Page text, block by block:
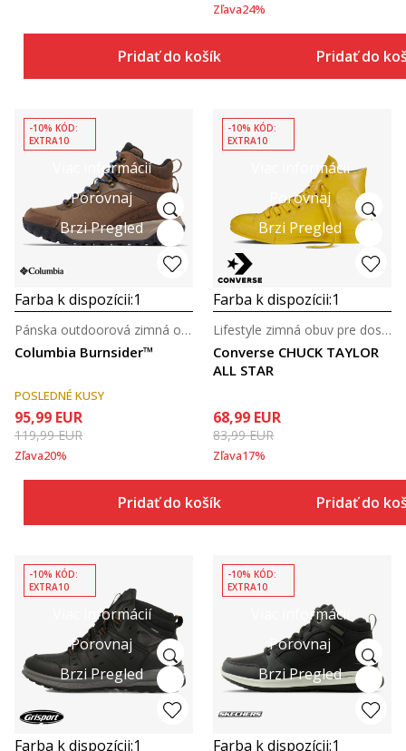
Pridať do košíka
Zľava24%
Pridať do
Viac informácií
Porovnaj
Brzi Pregled
-10% KÓD:
EXTRA10
Farba k dispozícii:1
Columbia Burnsider™
Pánska outdoorová zimná obuv
POSLEDNÉ KUSY
95,99 EUR
119,99EUR
Zľava20%
Pridať do košíka
Viac informácií
Porovnaj
Brzi Pregled
-10% KÓD:
EXTRA10
Farba k dispozícii:1
Converse CHUCK TAYLOR
ALL STAR
Lifestyle zimná obuv pre dospelých
68,99 EUR
83,99EUR
Zľava17%
Pridať do
Viac informácií
Porovnaj
Brzi Pregled
-10% KÓD:
EXTRA10
Farba k dispozícii:1
Viac informácií
Porovnaj
Brzi Pregled
-10% KÓD:
EXTRA10
Farba k dispozícii:1